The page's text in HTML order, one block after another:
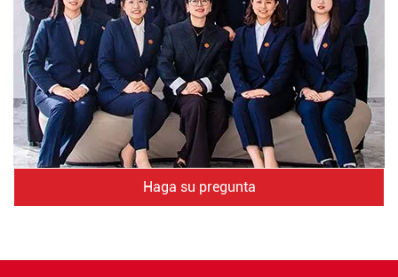
Haga su pregunta